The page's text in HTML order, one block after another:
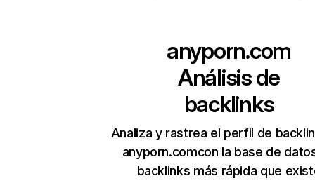
anyporn.com
Análisis de
backlinks
Analiza y rastrea el perfil de
anyporn.comcon la base de
backlinks más rápida que